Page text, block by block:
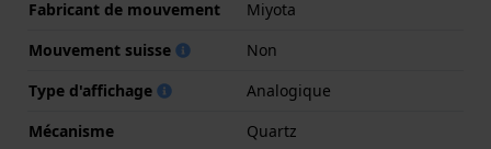
Fabricant de mouvement
Miyota
Mouvement suisse
Non
Type d'affichage
Analogique
Mécanisme
Quartz